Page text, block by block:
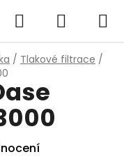
Hledat
KOŠÍK
/ Tlakové filtrace /